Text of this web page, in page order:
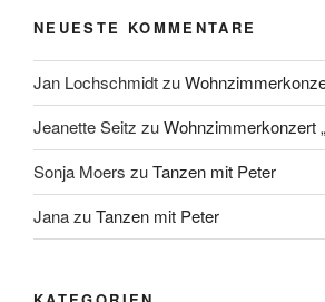
NEUESTE KOMMENTARE
Jan Lochschmidtzu
Jeanette Seitz zuWohnzimmerkonzert
Sonja Moers zuTanzen mit Peter
JanazuTanzen mit Peter